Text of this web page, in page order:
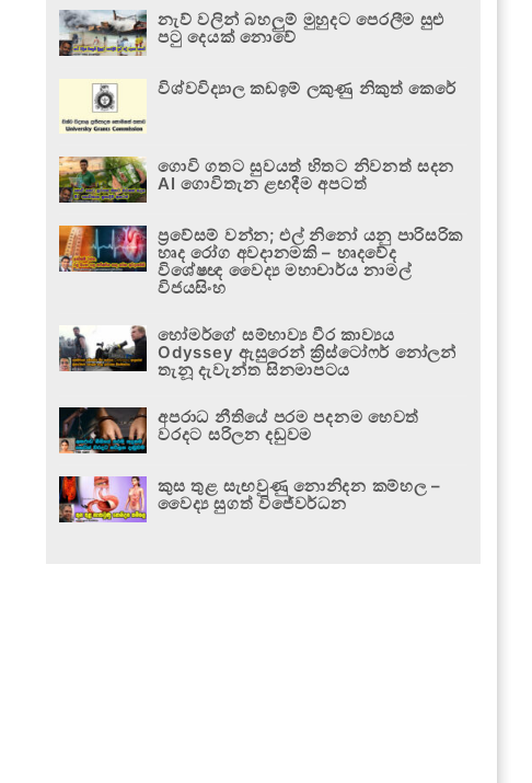
නැව් වලින් බහලුම් මුහුදට පෙරලීම සුළු
පටු දෙයක් නොවේ
විශ්වවිද්‍යාල කඩඉම් ලකුණු නිකුත් කෙරේ
ගොවි ගතට සුවයත් හිතට නිවනත් සදන
AI ගොවිතැන ළඟදීම අපටත්
ප්‍රවේසම් වන්න; එල් නිනෝ යනු පාරිසරික
හෘද රෝග අවදානමකි – හෘදවේද
විශේෂඥ වෛද්‍ය මහාචාර්ය නාමල්
විජයසිංහ
හෝමර්ගේ සම්භාව්‍ය වීර කාව්‍යය
Odyssey ඇසුරෙන් ක්‍රිස්ටෝෆර් නෝලන්
තැනූ දැවැන්ත සිනමාපටය
අපරාධ නීතියේ පරම පදනම හෙවත්
වරදට සරිලන දඬුවම
කුස තුළ සැඟවුණු නොනිදන කම්හල –
වෛද්‍ය සුගත් විජේවර්ධන